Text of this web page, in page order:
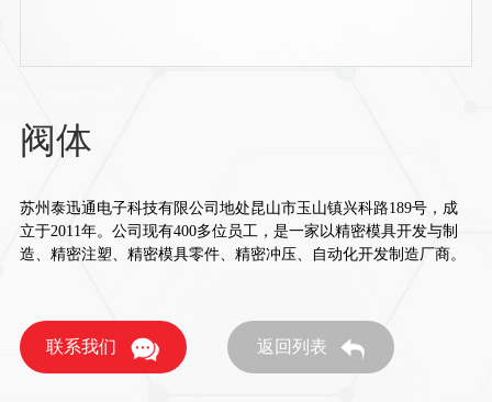
阀体
苏州泰迅通电子科技有限公司地处昆山市玉山镇兴科路189号，成
立于2011年。公司现有400多位员工，是一家以精密模具开发与制
造、精密注塑、精密模具零件、精密冲压、自动化开发制造厂商。
联系我们 返回列表